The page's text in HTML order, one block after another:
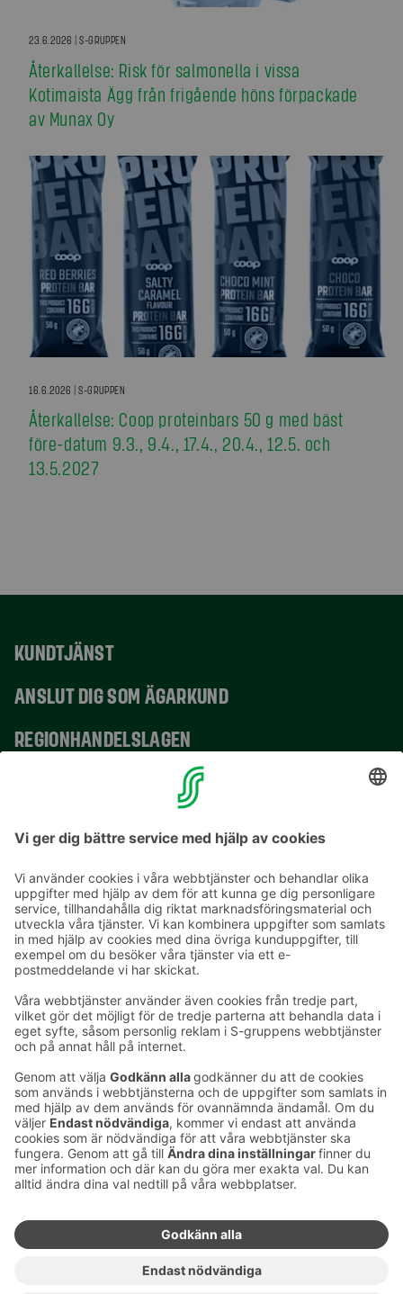
23.6.2026 | S-GRUPPEN
Återkallelse: Risk för salmonella i vissa
Kotimaista Ägg från frigående höns förpackade
av Munax Oy
16.6.2026 | S-GRUPPEN
Återkallelse: Coop proteinbars 50 g med bäst
före-datum 9.3., 9.4., 17.4., 20.4., 12.5. och
13.5.2027
KUNDTJÄNST
ANSLUT DIG SOM ÄGARKUND
REGIONHANDELSLAGEN
VERKSAMHETSSTÄLLEN
E-postadresser i S-gruppen finns i formuläret
förnamn.släktnamn@sok.fi
Följ oss:
Ändra inställningar för cookies
Information om cookies